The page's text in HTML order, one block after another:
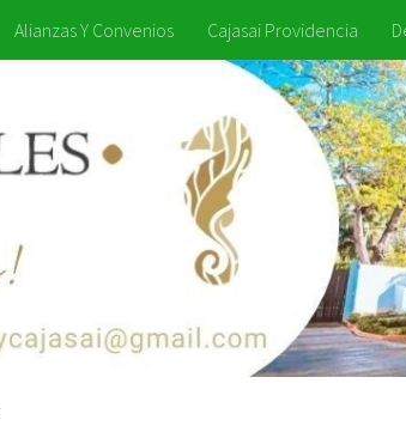
Alianzas Y Convenios Cajasai Providencia